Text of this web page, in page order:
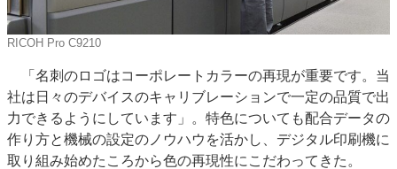
RICOH Pro C9210
「名刺のロゴはコーポレートカラーの再現が重要です。当
社は日々のデバイスのキャリブレーションで一定の品質で出
力できるようにしています」。特色についても配合データの
作り方と機械の設定のノウハウを活かし、デジタル印刷機に
取り組み始めたころから色の再現性にこだわってきた。